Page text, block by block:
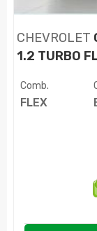
CHEVROLET
1.2 TURBO
Comb.
FLEX